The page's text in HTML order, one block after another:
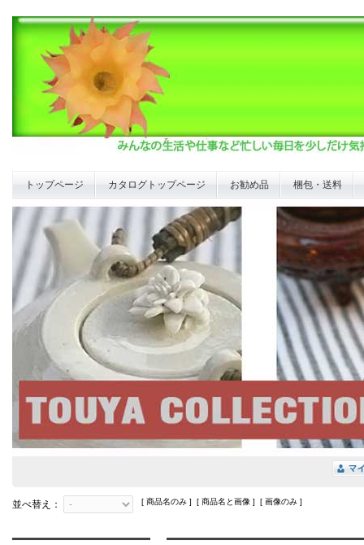
トップページ カタログトップページ お勧め品 梱包・送料
並べ替え： [ 商品名のみ ] [ 商品名と画像 ] [ 画像のみ ]